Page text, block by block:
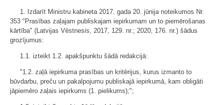
1. Izdarīt Ministru kabineta 2017. gada 20. jūnija noteikumos Nr.
353 "Prasības zaļajam publiskajam iepirkumam un to piemērošanas
kārtība" (Latvijas Vēstnesis, 2017, 129. nr.; 2020, 176. nr.) šādus
grozījumus:
1.1. izteikt 1.2. apakšpunktu šādā redakcijā:
"1.2. zaļā iepirkuma prasības un kritērijus, kurus izmanto to
būvdarbu, preču un pakalpojumu publiskajā iepirkumā, kam obligāti
jāpiemēro zaļais iepirkums (1. pielikums);";